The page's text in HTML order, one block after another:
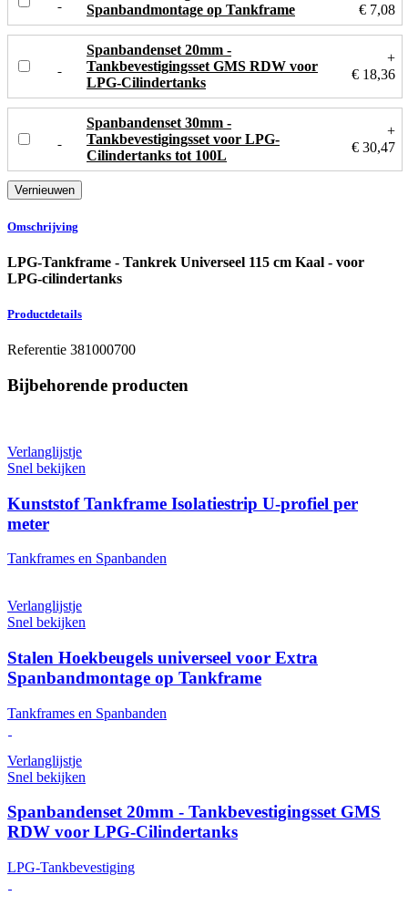
Spanbandmontage op Tankframe
€ 7,08
Spanbandenset 20mm -
Tankbevestigingsset GMS RDW voor
LPG-Cilindertanks
+
€ 18,36
Spanbandenset 30mm -
Tankbevestigingsset voor LPG-
Cilindertanks tot 100L
+
€ 30,47
Omschrijving
LPG-Tankframe - Tankrek Universeel 115 cm Kaal - voor
LPG-cilindertanks
Productdetails
Referentie 381000700
Bijbehorende producten
Verlanglijstje
Snel bekijken
Kunststof Tankframe Isolatiestrip U-profiel per
meter
Tankframes en Spanbanden
Verlanglijstje
Snel bekijken
Stalen Hoekbeugels universeel voor Extra
Spanbandmontage op Tankframe
Tankframes en Spanbanden
Verlanglijstje
Snel bekijken
Spanbandenset 20mm - Tankbevestigingsset GMS
RDW voor LPG-Cilindertanks
LPG-Tankbevestiging